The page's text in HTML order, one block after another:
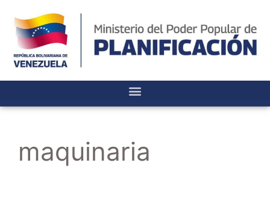
maquinaria